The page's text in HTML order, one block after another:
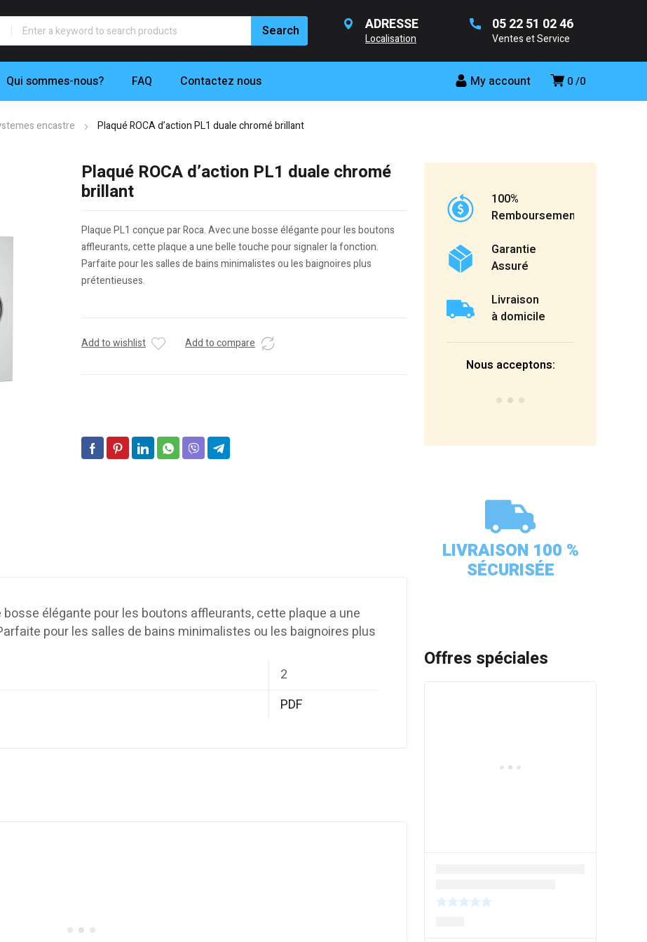
ADRESSE
Localisation
05 22 51 02 46
Ventes et Service
0 0
My account
Qui sommes-nous? FAQ Contactez nous
encastre Plaqué ROCA d’action PL1 duale chromé brillant
Plaqué ROCA d’action PL1 duale chromé
brillant
Plaque PL1 conçue par Roca. Avec une bosse élégante pour les boutons
affleurants, cette plaque a une belle touche pour signaler la fonction.
Parfaite pour les salles de bains minimalistes ou les baignoires plus
prétentieuses.
Add to wishlist Add to compare
élégante pour les boutons affleurants, cette plaque a une
pour les salles de bains minimalistes ou les baignoires plus
2
PDF
100%
Remboursement
Garantie
Assuré
Livraison
à domicile
Nous acceptons:
LIVRAISON 100 %
SÉCURISÉE
Offres spéciales